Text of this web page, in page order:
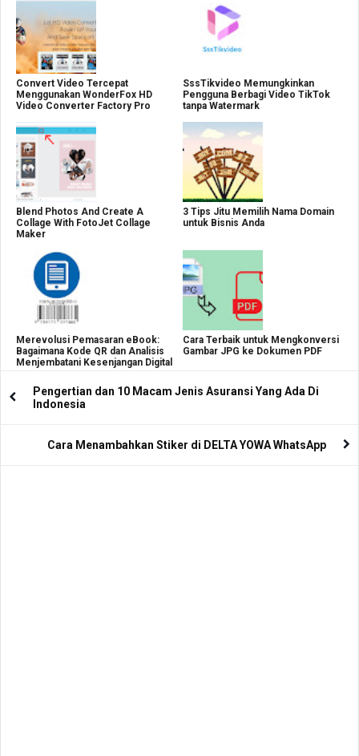
Convert Video Tercepat
Menggunakan WonderFox HD
Video Converter Factory Pro
SssTikvideo Memungkinkan
Pengguna Berbagi Video TikTok
tanpa Watermark
Blend Photos And Create A
Collage With FotoJet Collage
Maker
3 Tips Jitu Memilih Nama Domain
untuk Bisnis Anda
Merevolusi Pemasaran eBook:
Bagaimana Kode QR dan Analisis
Menjembatani Kesenjangan Digital
Cara Terbaik untuk Mengkonversi
Gambar JPG ke Dokumen PDF
Pengertian dan 10 Macam Jenis Asuransi Yang Ada Di
Indonesia
Cara Menambahkan Stiker di DELTA YOWA WhatsApp